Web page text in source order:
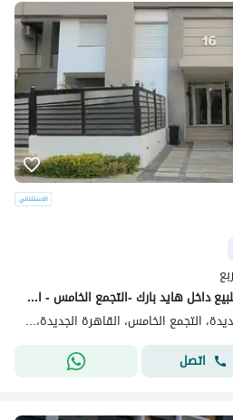
شقة 120 م متشطبه بالكامل للبيع داخل هايد بارك -التجمع الخامس - القاهره الجديده - بأقل مقدم وتقسيط 8 سنوات -استلم بعد سنه - 2 غرف
كومباوند هايد بارك القاهرة الجديدة، التجمع الخامس، القاهرة الجديدة، القاهرة
اتصل